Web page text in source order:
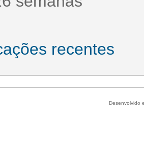
recentes
Desenvolvido